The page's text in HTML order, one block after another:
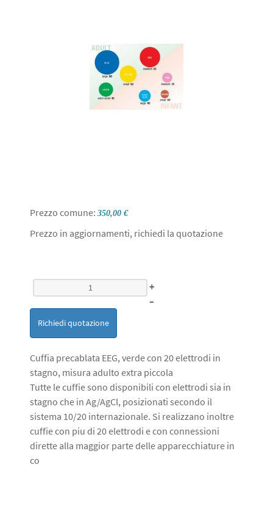
Prezzo comune: 350,00 €
Prezzo in aggiornamenti, richiedi la quotazione
+
–
Richiedi quotazione
Cuffia precablata EEG, verde con 20 elettrodi in
stagno, misura adulto extra piccola
Tutte le cuffie sono disponibili con elettrodi sia in
stagno che in Ag/AgCl, posizionati secondo il
sistema 10/20 internazionale. Si realizzano inoltre
cuffie con piu di 20 elettrodi e con connessioni
dirette alla maggior parte delle apparecchiature in
co